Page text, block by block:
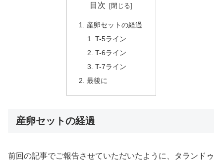
目次
産卵セットの経過
T-5ライン
T-6ライン
T-7ライン
最後に
産卵セットの経過
前回の記事でご報告させていただいたように、タランドゥ